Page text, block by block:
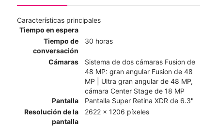
Características principales
Tiempo en espera
Tiempo de
conversación
30 horas
Cámaras
Sistema de dos cámaras Fusion de
48 MP: gran angular Fusion de 48
MP | Ultra gran angular de 48 MP,
cámara Center Stage de 18 MP
Pantalla
Pantalla Super Retina XDR de 6.3"
Resolución de la
pantalla
2622 x 1206 píxeles